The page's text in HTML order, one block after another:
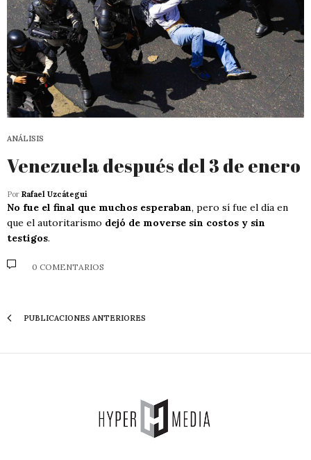
ANÁLISIS
Venezuela después del 3 de enero
Por Rafael Uzcátegui
No fue el final que muchos esperaban, pero sí fue el día en
que el autoritarismo dejó de moverse sin costos y sin
testigos.
0 COMENTARIOS
PUBLICACIONES ANTERIORES